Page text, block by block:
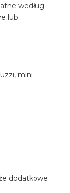
według
lub
mini
dodatkowe